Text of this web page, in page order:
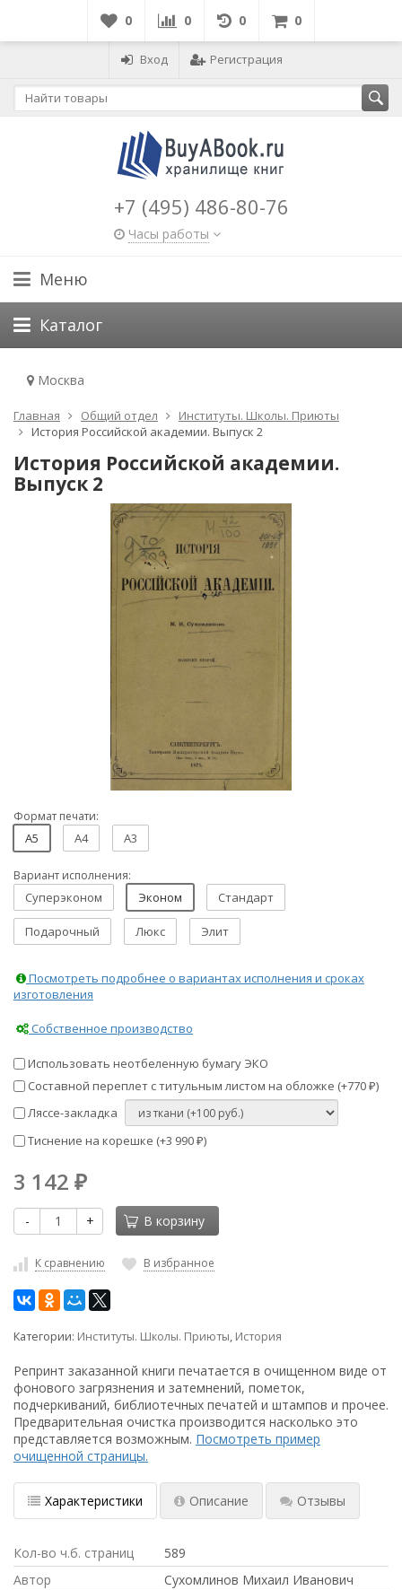
0 0 0 0
Вход Регистрация
+7 (495) 486-80-76
Часы работы
Меню
Каталог
Москва
Главная Общий отдел
Институты. Школы. Приюты
История Российской академии. Выпуск 2
История Российской академии.
Выпуск 2
Формат печати:
A5 A4 A3
Вариант исполнения:
Суперэконом Эконом Стандарт
Подарочный Люкс Элит
Посмотреть подробнее о вариантах исполнения и сроках
изготовления
Собственное производство
Использовать неотбеленную бумагу ЭКО
Составной переплет с титульным листом на обложке (+770 ₽)
Ляссе-закладка
Тиснение на корешке (+3 990 ₽)
3 142 ₽
- + В корзину
К сравнению В избранное
Категории: Институты. Школы. Приюты, История
Репринт заказанной книги печатается в очищенном виде от
фонового загрязнения и затемнений, пометок,
подчеркиваний, библиотечных печатей и штампов и прочее.
Предварительная очистка производится насколько это
представляется возможным. Посмотреть пример
очищенной страницы.
Характеристики Описание Отзывы
Кол-во ч.б. страниц
589
Автор
Сухомлинов Михаил Иванович